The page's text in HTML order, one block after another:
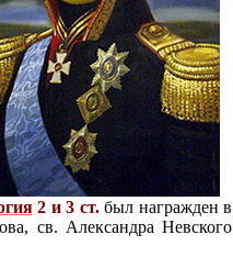
2 и 3 ст.был награжден в
св. Александра Невского